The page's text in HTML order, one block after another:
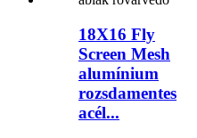
18X16 Fly
Screen Mesh
alumínium
rozsdamentes
acél...